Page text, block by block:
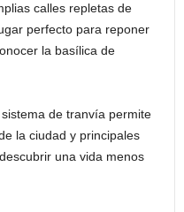
calles repletas de
perfecto para reponer
la basílica de
de tranvía permite
la ciudad y principales
una vida menos